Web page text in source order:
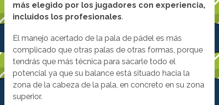
más elegido por los jugadores con experiencia,
incluidos los profesionales.
El manejo acertado de la pala de pádel es más
complicado que otras palas de otras formas, porque
tendrás que más técnica para sacarle todo el
potencial ya que su balance está situado hacia la
zona de la cabeza de la pala, en concreto en su zona
superior.